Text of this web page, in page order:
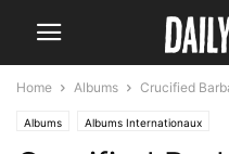
Home Albums Crucified
Albums Albums Internationaux